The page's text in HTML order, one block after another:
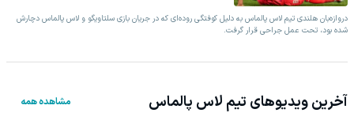
دروازه‌بان هلندی تیم لاس پالماس به دلیل کوفتگی روده‌ای که در جریان بازی سلتاویگو و لاس پالماس دچارش
شده بود، تحت عمل جراحی قرار گرفت.
آخرین ویدیوهای تیم لاس پالماس مشاهده همه